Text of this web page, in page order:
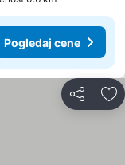
Pogledaj cene
Deli